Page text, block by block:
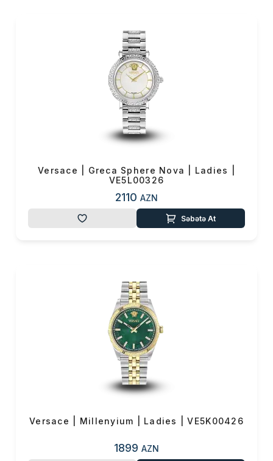
Versace | Greca Sphere Nova | Ladies |
VE5L00326
2110 AZN
Səbətə At
Versace | Millenyium | Ladies | VE5K00426
1899 AZN